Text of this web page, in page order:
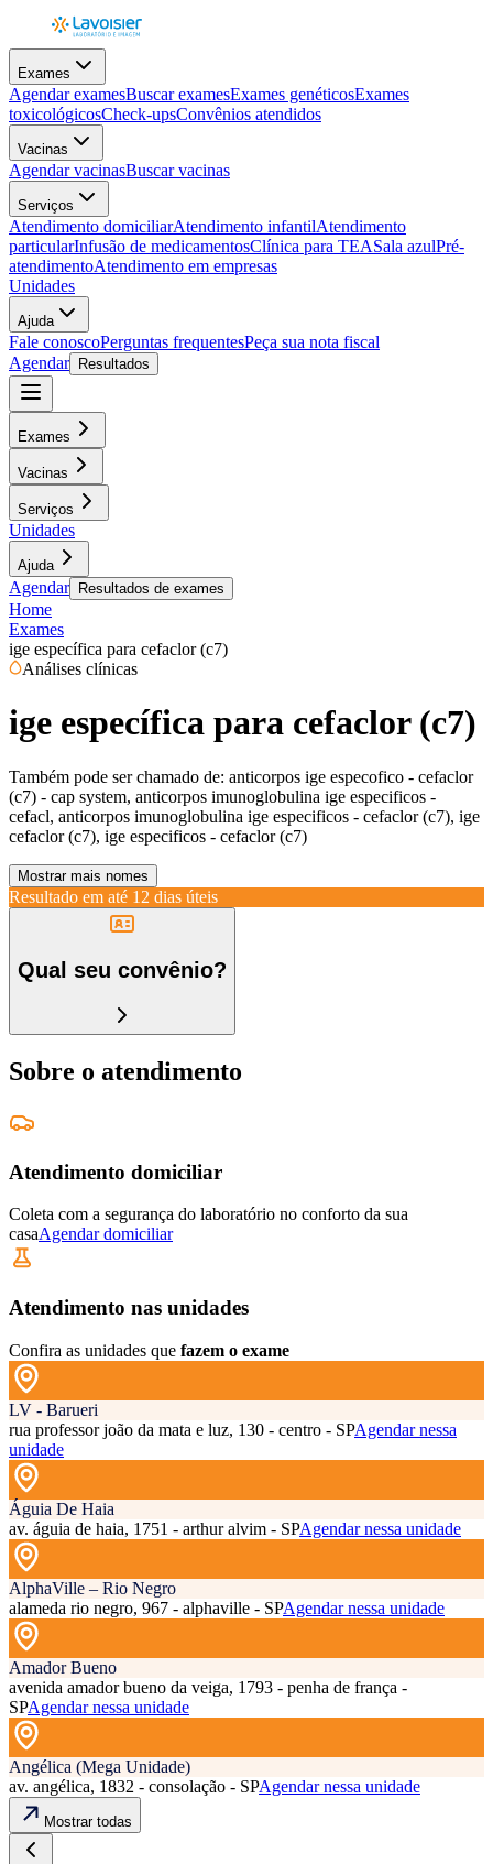
Exames
Agendar examesBuscar examesExames genéticosExames
toxicológicosCheck-upsConvênios atendidos
Vacinas
Agendar vacinasBuscar vacinas
Serviços
Atendimento domiciliarAtendimento infantilAtendimento
particularInfusão de medicamentosClínica para TEASala azulPré-
atendimentoAtendimento em empresas
Unidades
Ajuda
Fale conoscoPerguntas frequentesPeça sua nota fiscal
Agendar
Resultados
Exames
Vacinas
Serviços
Unidades
Ajuda
Agendar Resultados de exames
Home
Exames
ige específica para cefaclor (c7)
Análises clínicas
ige específica para cefaclor (c7)
Também pode ser chamado de: anticorpos ige especofico - cefaclor
(c7) - cap system, anticorpos imunoglobulina ige especificos -
cefacl, anticorpos imunoglobulina ige especificos - cefaclor (c7), ige
cefaclor (c7), ige especificos - cefaclor (c7)
Mostrar mais nomes
Resultado em até 12 dias úteis
Qual seu convênio?
Sobre o atendimento
Atendimento domiciliar
Coleta com a segurança do laboratório no conforto da sua
casaAgendar domiciliar
Atendimento nas unidades
Confira as unidades que fazem o exame
LV - Barueri
rua professor joão da mata e luz, 130 - centro - SPAgendar nessa
unidade
Águia De Haia
av. águia de haia, 1751 - arthur alvim - SPAgendar nessa unidade
AlphaVille – Rio Negro
alameda rio negro, 967 - alphaville - SPAgendar nessa unidade
Amador Bueno
avenida amador bueno da veiga, 1793 - penha de frança -
SPAgendar nessa unidade
Angélica (Mega Unidade)
av. angélica, 1832 - consolação - SPAgendar nessa unidade
Mostrar todas